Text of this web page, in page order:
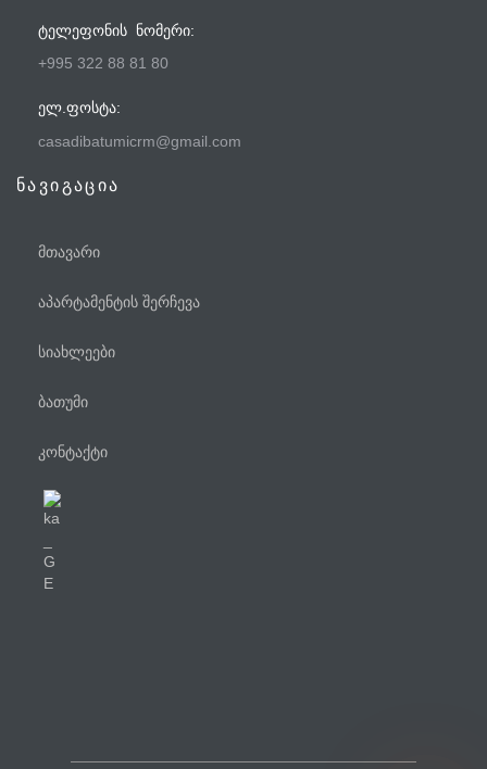
ᲢᲔᲚᲔᲤᲝᲜᲘᲡ ᲜᲝᲛᲔᲠᲘ:
+995 322 88 81 80
ᲔᲚ.ᲤᲝᲡᲢᲐ:
casadibatumicrm@gmail.com
ნავიგაცია
მთავარი
აპარტამენტის შერჩევა
სიახლეები
ბათუმი
კონტაქტი